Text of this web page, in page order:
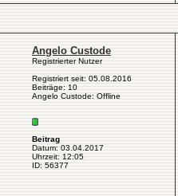
Angelo Custode
Registrierter Nutzer
Registriert seit: 05.08.2016
Beiträge: 10
Angelo Custode: Offline
Beitrag
Datum: 03.04.2017
Uhrzeit: 12:05
ID: 56377